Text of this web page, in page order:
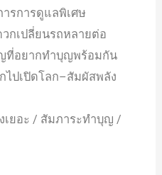
รการดูแลพิเศษ
วกเปลี่ยนรถหลายต่อ
ที่อยากทำบุญพร้อมกัน
ปเปิดโลก–สัมผัสพลัง
เยอะ / สัมภาระทำบุญ /